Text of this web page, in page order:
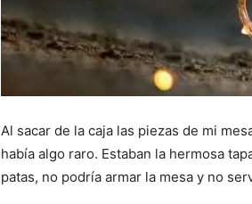
Al sacar de la caja las piezas de mi
había algo raro. Estaban la hermosa
patas, no podría armar la mesa y no